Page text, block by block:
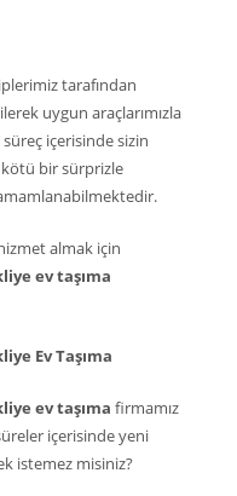
tarafından
uygun araçlarımızla
içerisinde sizin
bir sürprizle
almak için
ev taşıma
Ev Taşıma
ev taşıma firmamız
içerisinde yeni
istemez misiniz?